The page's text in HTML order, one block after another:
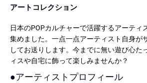
アートコレクション
日本のPOPカルチャーで活躍するアーティ
集めました。一点一点アーティスト自身が
してお送りします。今までに無い遊び心た
ィスや自宅に飾って楽しみませんか？
●アーティストプロフィール